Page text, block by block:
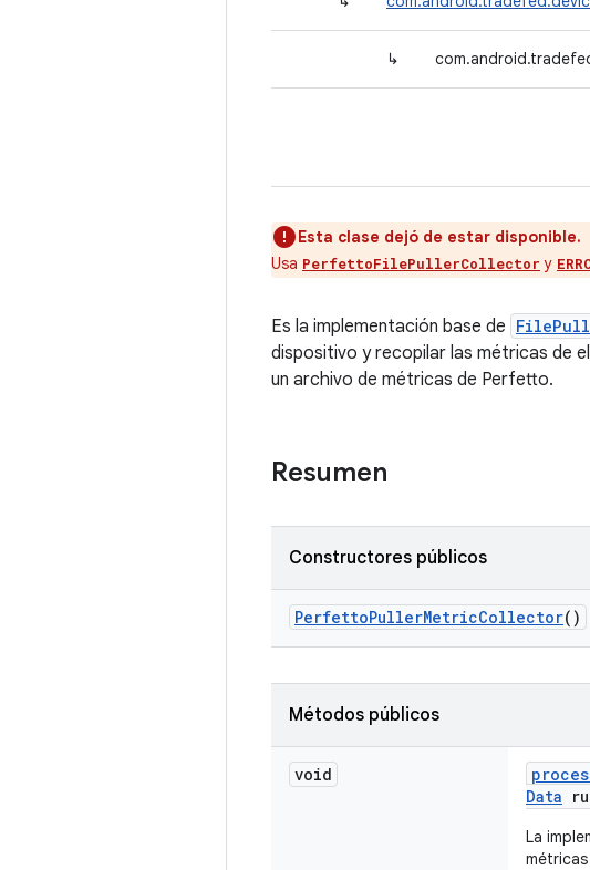
↳
Esta clase dejó de estar disponible.
Usa PerfettoFilePullerCollector y
Es la implementación base de
dispositivo y recopilar las métricas de
un archivo de métricas de Perfetto.
Resumen
Constructores públicos
PerfettoPullerMetricCollector()
Métodos públicos
void
Data
La